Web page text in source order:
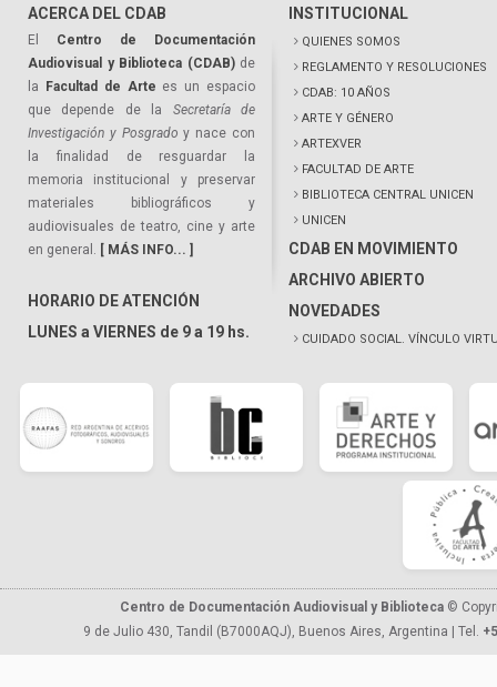
ACERCA DEL CDAB
El Centro de Documentación
Audiovisual y Biblioteca (CDAB)de
la
Facultad de Arte es un espacio
que depende de la Secretaría de
Investigación y Posgrado y nace con
la finalidad de resguardar la
memoria institucional y preservar
materiales bibliográficos y
audiovisuales de teatro, cine y arte
en general. [ MÁS INFO... ]
HORARIO DE ATENCIÓN
LUNES a VIERNES de 9 a 19 hs.
INSTITUCIONAL
QUIENES SOMOS
REGLAMENTO Y RESOLUCIONES
CDAB: 10 AÑOS
ARTE Y GÉNERO
ARTEXVER
FACULTAD DE ARTE
BIBLIOTECA CENTRAL UNICEN
UNICEN
CDAB EN MOVIMIENTO
ARCHIVO ABIERTO
NOVEDADES
CUIDADO SOCIAL. VÍNCULO
Centro de Documentación Audiovisual y Biblioteca ©
9 de Julio 430, Tandil (B7000AQJ), Buenos Aires, Argentina | Tel.